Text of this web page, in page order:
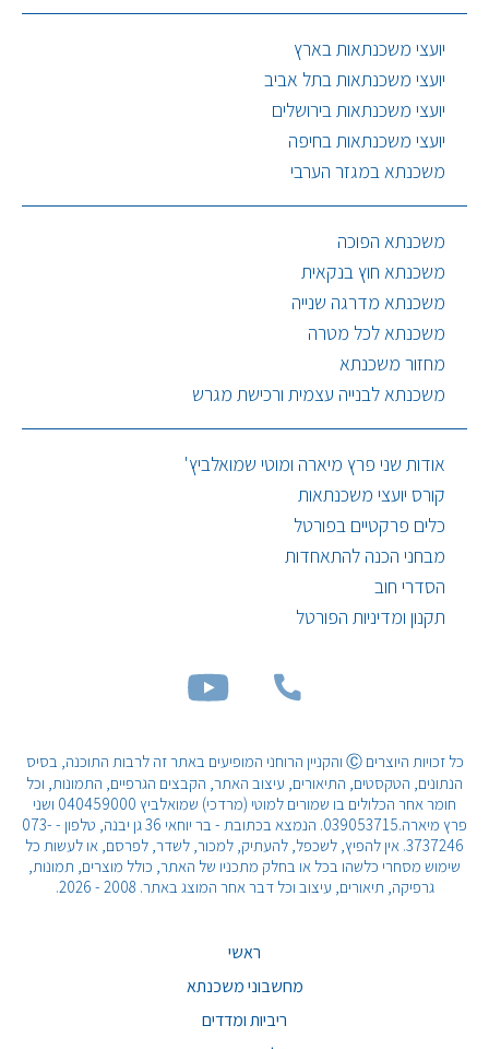
יועצי משכנתאות בארץ
יועצי משכנתאות בתל אביב
יועצי משכנתאות בירושלים
יועצי משכנתאות בחיפה
משכנתא במגזר הערבי
משכנתא הפוכה
משכנתא חוץ בנקאית
משכנתא מדרגה שנייה
משכנתא לכל מטרה
מחזור משכנתא
משכנתא לבנייה עצמית ורכישת מגרש
אודות שני פרץ מיארה ומוטי שמואלביץ'
קורס יועצי משכנתאות
כלים פרקטיים בפורטל
מבחני הכנה להתאחדות
הסדרי חוב
תקנון ומדיניות הפורטל
כל זכויות היוצרים Ⓒ והקניין הרוחני המופיעים באתר זה לרבות התוכנה, בסיס
הנתונים, הטקסטים, התיאורים, עיצוב האתר, הקבצים הגרפיים, התמונות, וכל
חומר אחר הכלולים בו שמורים למוטי (מרדכי) שמואלביץ 040459000 ושני
פרץ מיארה.039053715. הנמצא בכתובת - בר יוחאי 36 גן יבנה, טלפון - 073-
3737246. אין להפיץ, לשכפל, להעתיק, למכור, לשדר, לפרסם, או לעשות כל
שימוש מסחרי כלשהו בכל או בחלק מתכניו של האתר, כולל מוצרים, תמונות,
גרפיקה, תיאורים, עיצוב וכל דבר אחר המוצג באתר. 2008 - 2026.
ראשי
מחשבוני משכנתא
ריביות ומדדים